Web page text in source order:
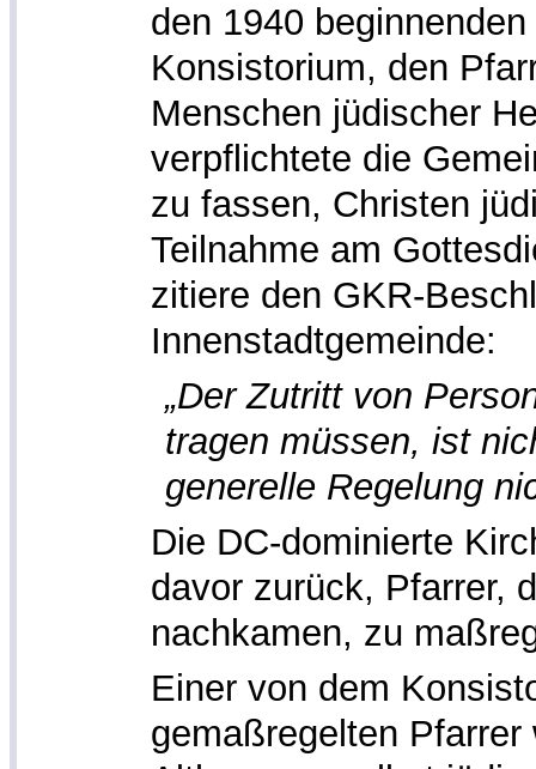
den 1940
Konsistorium, den
Menschen jüdischer
verpflichtete die
zu fassen, Christen
Teilnahme am
zitiere den GKR-
Innenstadtgemeinde:
„Der Zutritt von
tragen müssen, ist
generelle Regelung
Die DC-dominierte
davor zurück, Pfarrer,
nachkamen, zu
Einer von dem
gemaßregelten